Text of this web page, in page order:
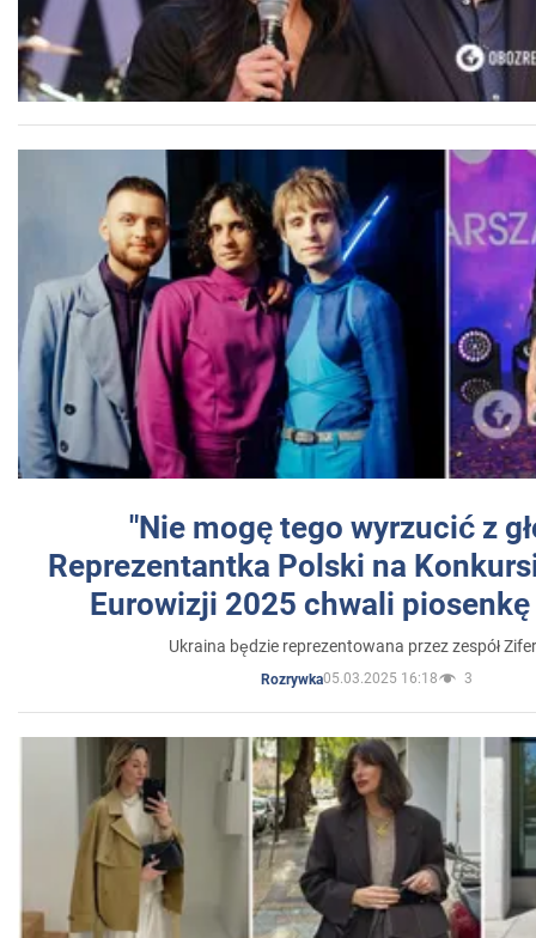
"Nie mogę tego wyrzucić z
Reprezentantka Polski na
Eurowizji 2025 chwali
Ukraina będzie reprezentowana przez zespół
Rozrywka05.03.2025 16:18 3